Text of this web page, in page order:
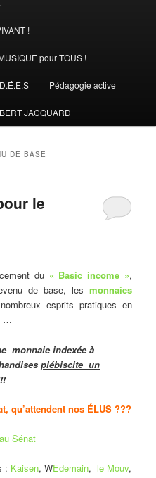
!
pour TOUS !
Pédagogie active
JACQUARD
DE BASE
le
du « Basic income »,
de base, les monnaies
esprits pratiques en
…
indexée à
plébiscite un
qu’attendent nos ÉLUS ???
Sénat
: Kaisen, WEdemain, le Mouv,